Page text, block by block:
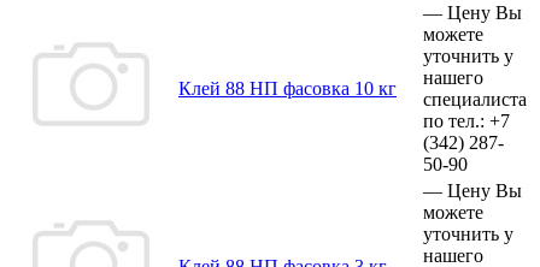
Клей 88 НП фасовка 10 кг
— Цену Вы
можете
уточнить у
нашего
специалиста
по тел.: +7
(342) 287-
50-90
— Цену Вы
можете
уточнить у
нашего